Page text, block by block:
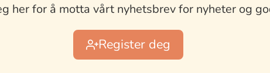
her for å motta vårt nyhetsbrev for nyheter og
Register deg